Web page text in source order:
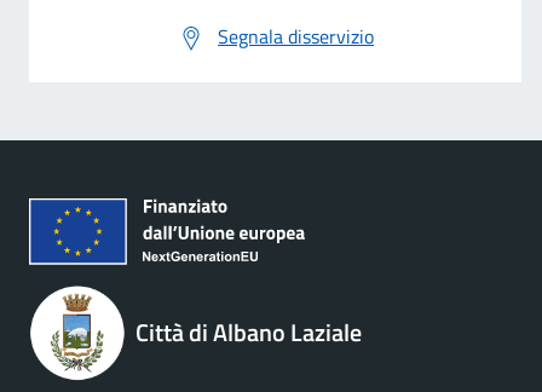
Segnala disservizio
Città di Albano Laziale